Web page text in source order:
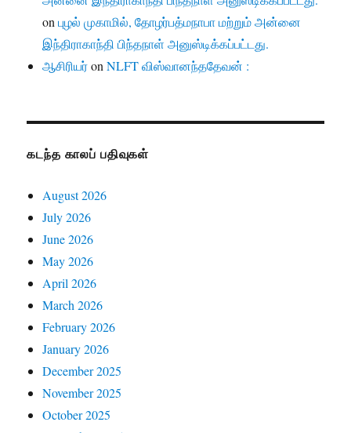
onபுழல் முகாமில், தோழர்பத்மநாபா மற்றும் அன்னை
இந்திராகாந்தி பிந்தநாள் அனுஸ்டிக்கப்பட்டது.
ஆசிரியர்onNLFT விஸ்வானந்ததேவன் :
கடந்த காலப் பதிவுகள்
August 2026
July 2026
June 2026
May 2026
April 2026
March 2026
February 2026
January 2026
December 2025
November 2025
October 2025